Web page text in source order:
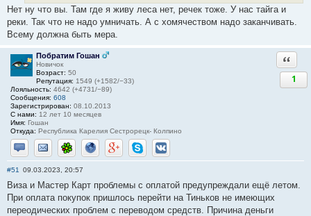
Нет ну что вы. Там где я живу леса нет, речек тоже. У нас тайга и
реки. Так что не надо умничать. А с хомячеством надо заканчивать.
Всему должна быть мера.
Побратим Гошан
Новичок
Возраст: 50
Репутация: 1549 (+1582/−33)
Лояльность: 4642 (+4731/−89)
Сообщения: 608
Зарегистрирован: 08.10.2013
С нами: 12 лет 10 месяцев
Имя: Гошан
Откуда: Республика Карелия Сестрорецк- Колпино
Отправить личное сообщение
Отправить email
ICQ СайтGoogle+SkypeВКонтакте
1
#51 09.03.2023, 20:57
Виза и Мастер Карт проблемы с оплатой предупреждали ещё летом.
При оплата покупок пришлось перейти на Тиньков не имеющих
переодических проблем с переводом средств. Причина деньги